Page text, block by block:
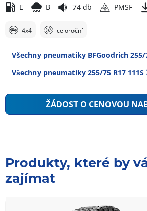
6E B 74 db PMSF
4x4 celoroční
Všechny pneumatiky BFGoodrich 255/
Všechny pneumatiky‎ 255/75 R17 111S
ŽÁDOST O CENOVOU
Produkty, které by
zajímat